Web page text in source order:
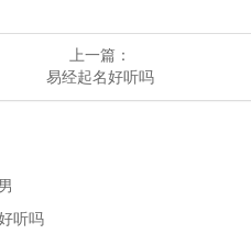
上一篇：
​易经起名好听吗
听吗